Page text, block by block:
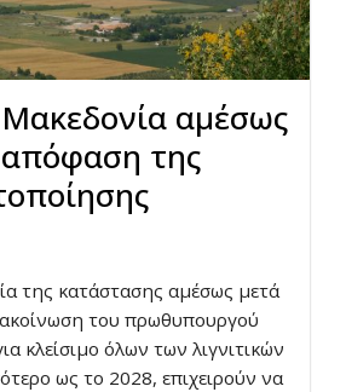
αμέσως
της
της κατάστασης αμέσως μετά
του πρωθυπουργού
κλείσιμο όλων των λιγνιτικών
ως το 2028, επιχειρούν να